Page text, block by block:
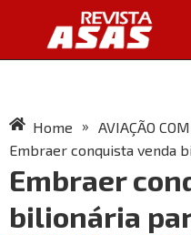
Home » AVIAÇÃO
Embraer conquista venda
Embraer
bilionária